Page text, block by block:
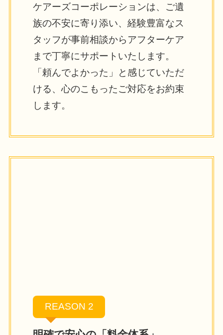
ケアーズコーポレーションは、ご遺
族の不安に寄り添い、経験豊富なス
タッフが事前相談からアフターケア
まで丁寧にサポートいたします。
「頼んでよかった」と感じていただ
ける、心のこもったご対応をお約束
します。
REASON 2